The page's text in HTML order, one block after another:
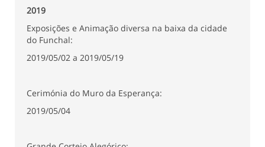
2019
Exposições e Animação diversa na baixa da cidade
do Funchal:
2019/05/02 a 2019/05/19
Cerimónia do Muro da Esperança:
2019/05/04